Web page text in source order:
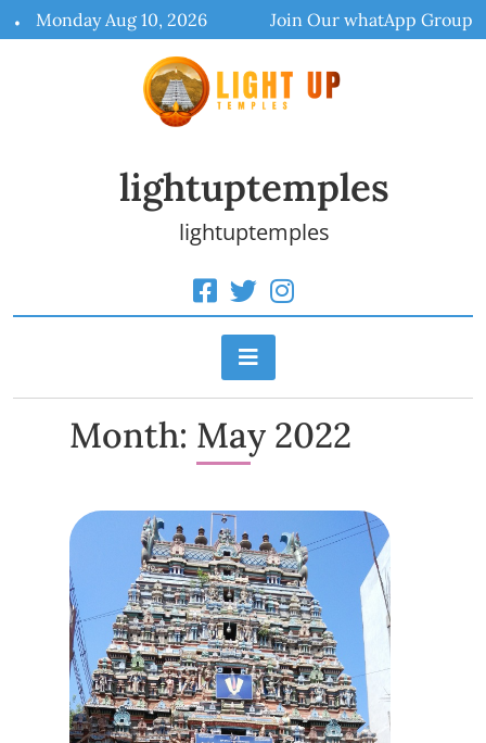
to
Monday Aug 10, 2026 Join Our whatApp Group
lightuptemples
lightuptemples
Month: May 2022